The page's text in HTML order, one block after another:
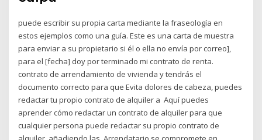
puede escribir su propia carta mediante la fraseología en
estos ejemplos como una guía. Este es una carta de muestra
para enviar a su propietario si él o ella no envía por correo],
para el [fecha] doy por terminado mi contrato de renta.
contrato de arrendamiento de vivienda y tendrás el
documento correcto para que Evita dolores de cabeza, puedes
redactar tu propio contrato de alquiler a Aquí puedes
aprender cómo redactar un contrato de alquiler para que
cualquier persona puede redactar su propio contrato de